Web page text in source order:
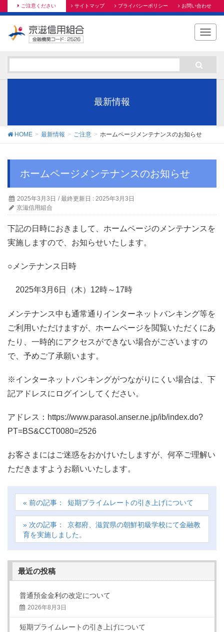
ご注意ください サイトマップ プライバシーポリシー お問い合わせ
T
l
g
o
最新情報
HOME 最新情報 ご注意 ホームページメンテナンスのお知らせ
ホームページメンテナンスのお知らせ
2025年3月3日 / 最終更新日 : 2025年3月3日
京滋信用組合
下記の日時におきまして、ホームページのメンテナンスを
実施しますので、お知らせいたします。
○メンテナンス日時
2025年3月6日（木）12時～17時
メンテナンス中も通常通りインターネットバンキング等を
ご利用いただけますが、ホームページを閲覧いただくにあ
たり、一時的にアクセスができない場合がございますの
で、予めご了承願います。
※インターネットバンキングがつながりにくい場合は、下
記アドレスにログインしてください。
アドレス：https://www.parasol.anser.ne.jp/ib/index.do?
PT=BS&CCT0080=2526
お客さまにはご迷惑をおかけいたしますが、何卒ご理解い
ただきますようお願いいたします。
短期プライムレートの引き上げについて
京都府、滋賀県の朝鮮初級学校にて金融教
育を実施しました。
最近の投稿
普通預金金利の改定について
2026年8月3日
短期プライムレートの引き上げについて